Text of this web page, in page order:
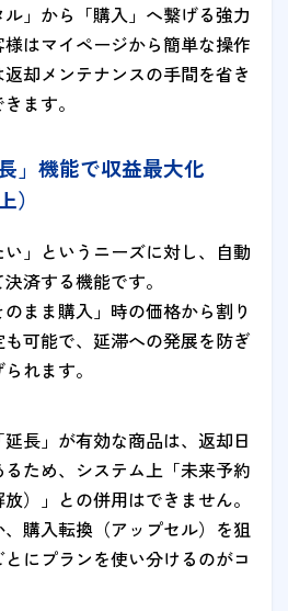
」から「購入」へ繋げる強力
はマイページから簡単な操作
却メンテナンスの手間を省き
ます。
」機能で収益最大化
）
い」というニーズに対し、自動
済する機能です。
まま購入」時の価格から割り
可能で、延滞への発展を防ぎ
れます。
延長」が有効な商品は、返却日
ため、システム上「未来予約
）」との併用はできません。
購入転換（アップセル）を狙
にプランを使い分けるのがコ